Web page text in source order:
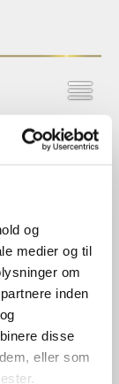
og
medier og til
om
inden
disse
eller som